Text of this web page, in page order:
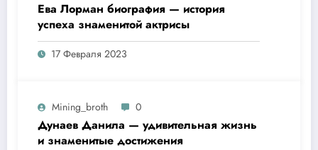
Ева Лорман биография — история
успеха знаменитой актрисы
17 Февраля 2023
Mining_broth 0
Дунаев Данила — удивительная жизнь
и знаменитые достижения